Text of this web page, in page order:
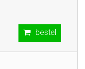
bestel